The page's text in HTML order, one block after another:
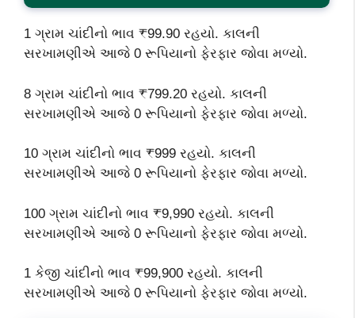
1 ગ્રામ ચાંદીનો ભાવ ₹99.90 રહયો. કાલની
સરખામણીએ આજે 0 રૂપિયાનો ફેરફાર જોવા મળ્યો.
8 ગ્રામ ચાંદીનો ભાવ ₹799.20 રહયો. કાલની
સરખામણીએ આજે 0 રૂપિયાનો ફેરફાર જોવા મળ્યો.
10 ગ્રામ ચાંદીનો ભાવ ₹999 રહયો. કાલની
સરખામણીએ આજે 0 રૂપિયાનો ફેરફાર જોવા મળ્યો.
100 ગ્રામ ચાંદીનો ભાવ ₹9,990 રહયો. કાલની
સરખામણીએ આજે 0 રૂપિયાનો ફેરફાર જોવા મળ્યો.
1 કેજી ચાંદીનો ભાવ ₹99,900 રહયો. કાલની
સરખામણીએ આજે 0 રૂપિયાનો ફેરફાર જોવા મળ્યો.